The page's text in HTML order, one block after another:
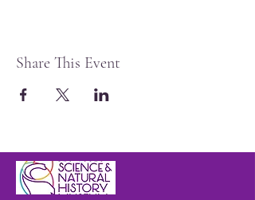
Share This Event